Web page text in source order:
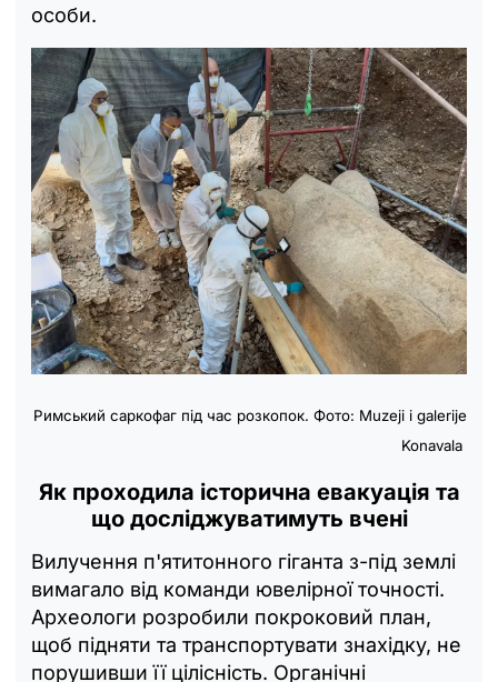
особи.
Римський саркофаг під час розкопок. Фото: Muzeji i galerije
Konavala
Як проходила історична евакуація та
що досліджуватимуть вчені
Вилучення п'ятитонного гіганта з-під землі
вимагало від команди ювелірної точності.
Археологи розробили покроковий план,
щоб підняти та транспортувати знахідку, не
порушивши її цілісність. Органічні